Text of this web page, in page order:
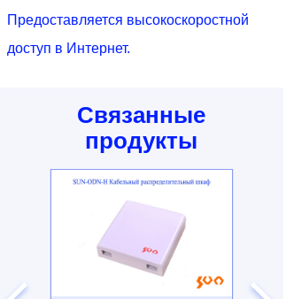
Предоставляется высокоскоростной
доступ в Интернет.
Связанные
продукты